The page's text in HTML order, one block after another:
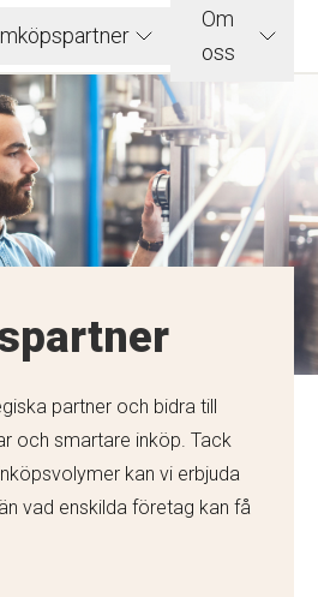
Om
oss
partner och bidra till
och smartare inköp. Tack
kan vi erbjuda
vad enskilda företag kan få